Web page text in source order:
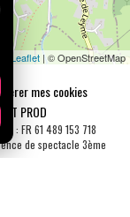
Leaflet | © OpenStreetMap
Gérer mes cookies
PROD
: FR 61 489 153 718
de spectacle 3ème